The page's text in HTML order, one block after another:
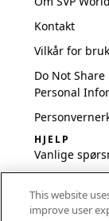
Kontakt
Vilkår for bruk
Do Not Share
Personal
HJELP
Vanlige
oppsett
This website
improve user